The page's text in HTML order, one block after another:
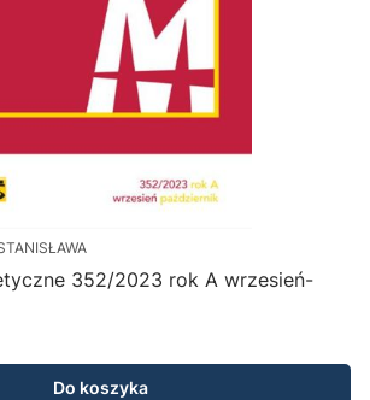
352/2023 rok A wrzesień-
Do koszyka